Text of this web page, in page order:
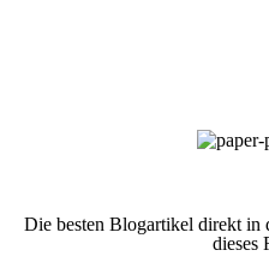
Die besten Blogartikel direkt in
dieses